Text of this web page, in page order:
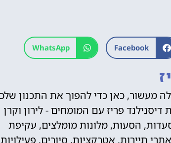
Facebook
WhatsApp
מעשור, כאן כדי להפוך את התכנון
פריז עם המומחים - לירון וקרן
הסעות, מלונות מומלצים, עקיפת
תיירות, אטרקציות, סיורים, פעילויות